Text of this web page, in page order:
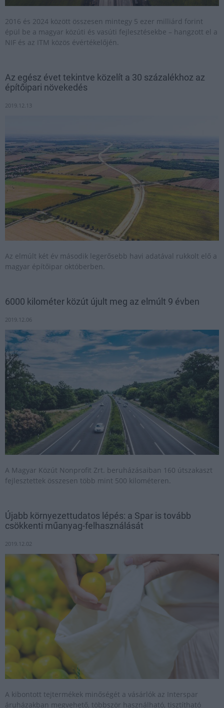
2016 és 2024 között összesen mintegy 5 ezer milliárd forint
épül be a magyar közúti és vasúti fejlesztésekbe – hangzott el a
NIF és az ITM közös évértékelőjén.
Az egész évet tekintve közelít a 30 százalékhoz az
építőipari növekedés
2019.12.13
Az elmúlt két év második legerősebb havi adatával rukkolt elő a
magyar építőipar októberben.
6000 kilométer közút újult meg az elmúlt 9 évben
2019.12.06
A Magyar Közút Nonprofit Zrt. beruházásaiban 160 útszakaszt
fejlesztettek összesen több mint 500 kilométeren.
Újabb környezettudatos lépés: a Spar is tovább
csökkenti műanyag-felhasználását
2019.12.02
A kibontott tejtermékek minőségét a vásárlók az Interspar
áruházakban megvehető, többször használható, tisztítható